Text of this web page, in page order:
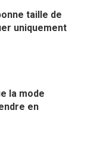
taille de
uniquement
la mode
en